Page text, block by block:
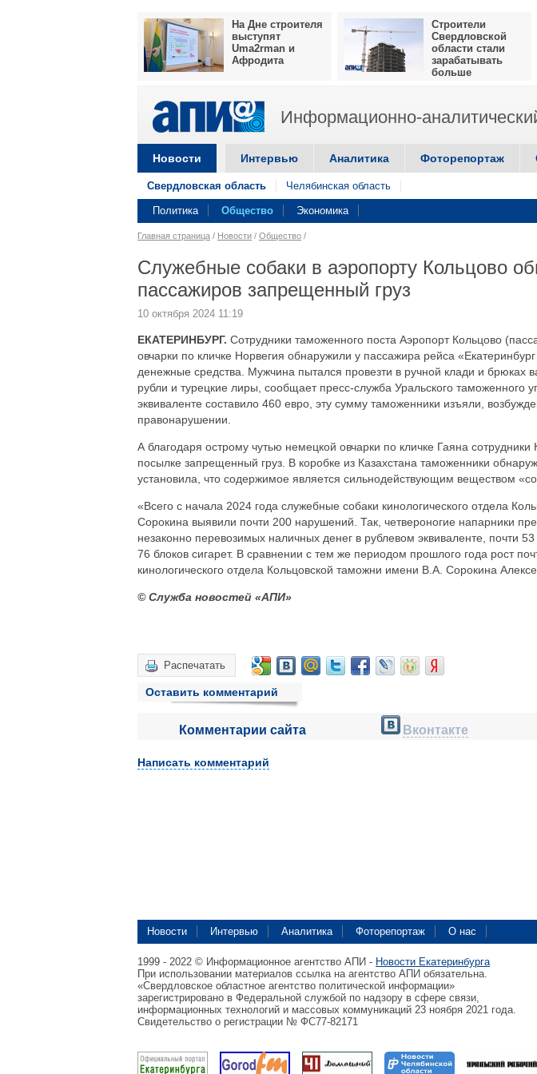
На Дне строителя
выступят
Uma2rman и
Афродита
Строители
Свердловской
области стали
зарабатывать
больше
Информационно-
Новости Интервью Аналитика Фоторепортаж
Свердловская область Челябинская область
Политика Общество Экономика
Главная страница / Новости / Общество /
Служебные собаки в аэропорту Кольцово
пассажиров запрещенный груз
10 октября 2024 11:19
ЕКАТЕРИНБУРГ. Сотрудники таможенного поста Аэропорт Кольцово
овчарки по кличке Норвегия обнаружили у пассажира рейса
денежные средства. Мужчина пытался провезти в ручной клади и брюках
рубли и турецкие лиры, сообщает пресс-служба Уральского таможенного
эквиваленте составило 460 евро, эту сумму таможенники изъяли,
правонарушении.
А благодаря острому чутью немецкой овчарки по кличке Гаяна
посылке запрещенный груз. В коробке из Казахстана таможенники
установила, что содержимое является сильнодействующим веществом
«Всего с начала 2024 года служебные собаки кинологического отдела
Сорокина выявили почти 200 нарушений. Так, четвероногие напарники
незаконно перевозимых наличных денег в рублевом эквиваленте, почти
76 блоков сигарет. В сравнении с тем же периодом прошлого года рост
кинологического отдела Кольцовской таможни имени В.А. Сорокина
© Служба новостей «АПИ»
Распечатать
Оставить комментарий
Комментарии сайта Вконтакте
Написать комментарий
Новости Интервью Аналитика Фоторепортаж О нас
1999 - 2022 © Информационное агентство АПИ - Новости Екатеринбурга
При использовании материалов ссылка на агентство АПИ обязательна.
«Свердловское областное агентство политической информации»
зарегистрировано в Федеральной службой по надзору в сфере связи,
информационных технологий и массовых коммуникаций 23 ноября 2021 года.
Свидетельство о регистрации № ФС77-82171